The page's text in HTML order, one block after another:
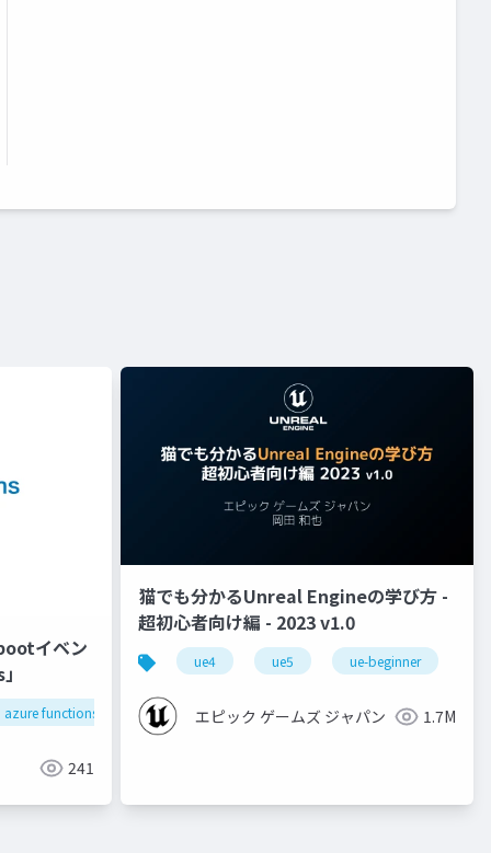
arize phoenix クラウドネイティブ
イベン
azure functions
241
猫でも分かるUnreal Engineの学び方 -
超初心者向け編 - 2023 v1.0
ue4 ue5 ue-beginner
エピック ゲームズ ジャパン 1.7M